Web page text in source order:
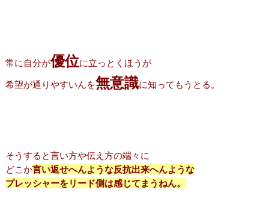
常に自分が優位に立っとくほうが
希望が通りやすいんを無意識に知ってもうとる。
そうすると言い方や伝え方の端々に
どこか言い返せへんような反抗出来へんような
プレッシャーをリード側は感じてまうねん。